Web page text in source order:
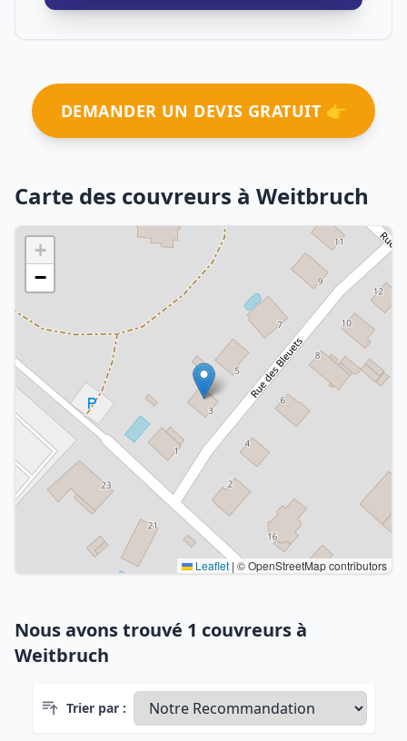
DEMANDER UN DEVIS GRATUIT 👉
Carte des couvreurs à Weitbruch
+
−
Leaflet | © OpenStreetMap contributors
Nous avons trouvé 1 couvreurs à
Weitbruch
Trier par :